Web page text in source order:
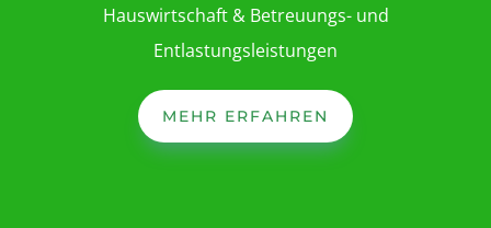
Hauswirtschaft & Betreuungs- und
Entlastungsleistungen
MEHR ERFAHREN